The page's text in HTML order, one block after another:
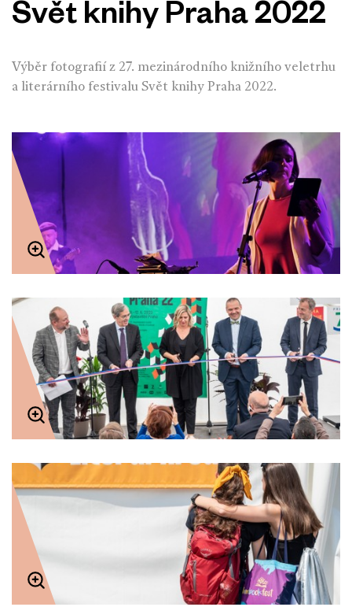
Svět knihy Praha 2022
Výběr fotografií z 27. mezinárodního knižního veletrhu
a literárního festivalu Svět knihy Praha 2022.